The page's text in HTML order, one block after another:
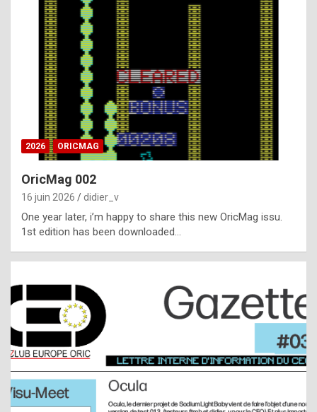
y
d
i
ff
i
l
t
t
s
t
a
2026 ORICMAG
OricMag 002
16 juin 2026 didier_v
One year later, i’m happy to share this new OricMag issu.
1st edition has been downloaded…